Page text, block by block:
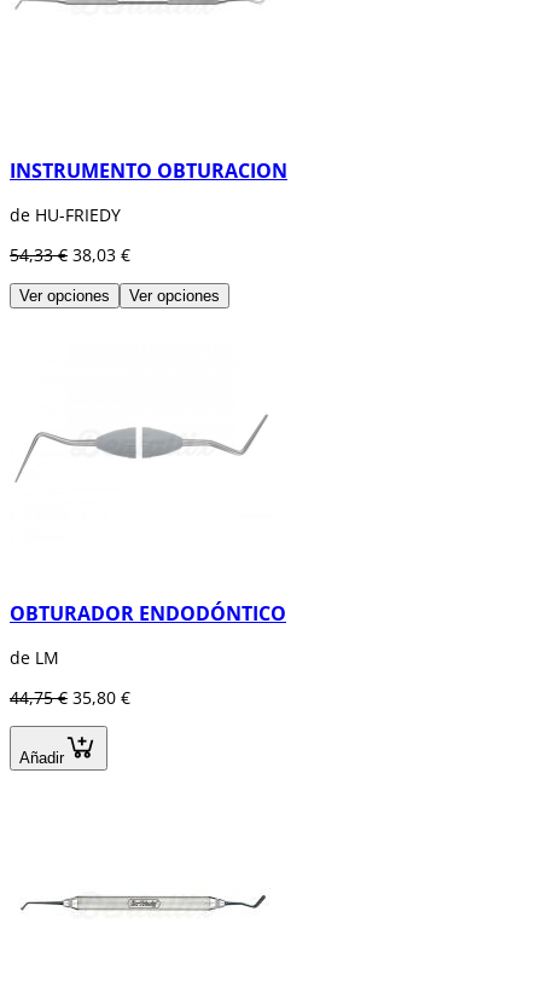
INSTRUMENTO OBTURACION
de HU-FRIEDY
54,33 € 38,03 €
Ver opciones Ver opciones
OBTURADOR ENDODÓNTICO
de LM
44,75 € 35,80 €
Añadir